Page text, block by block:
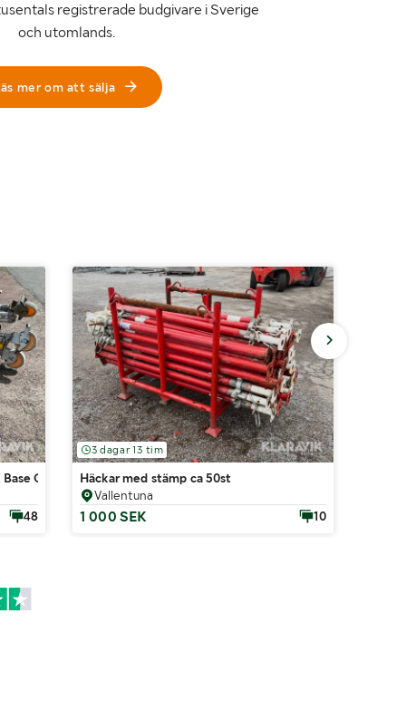
registrerade budgivare i Sverige
och utomlands.
mer om att sälja
O,75X2,5 / 1,3X2,5M
48
3 dagar 13 tim
Häckar med stämp ca 50st
Vallentuna
1 000 SEK 10